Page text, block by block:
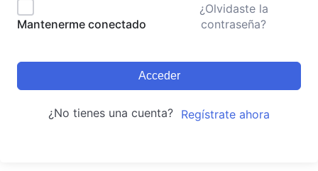
Mantenerme conectado
¿Olvidaste la
contraseña?
Acceder
¿No tienes una cuenta? Regístrate ahora